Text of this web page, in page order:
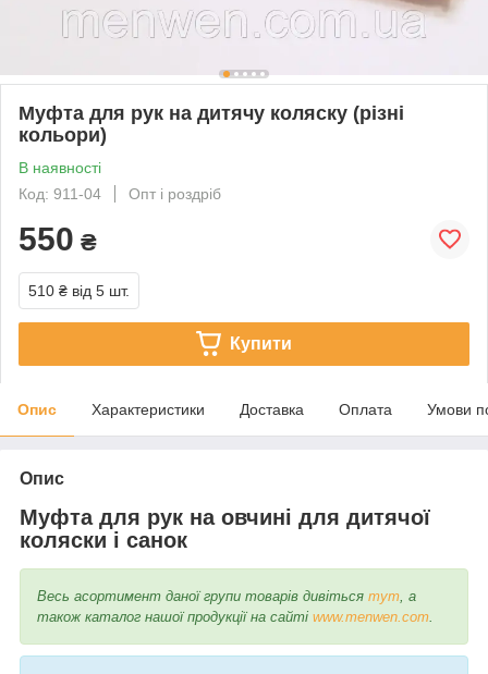
Муфта для рук на дитячу коляску (різні
кольори)
В наявності
Код: 911-04
Опт і роздріб
550 ₴
510 ₴ від 5 шт.
Купити
Опис Характеристики Доставка Оплата Умови
Опис
Муфта для рук на овчині для дитячої
коляски і санок
Весь асортимент даної групи товарів дивіться тут, а
також каталог нашої продукції на сайті www.menwen.com.